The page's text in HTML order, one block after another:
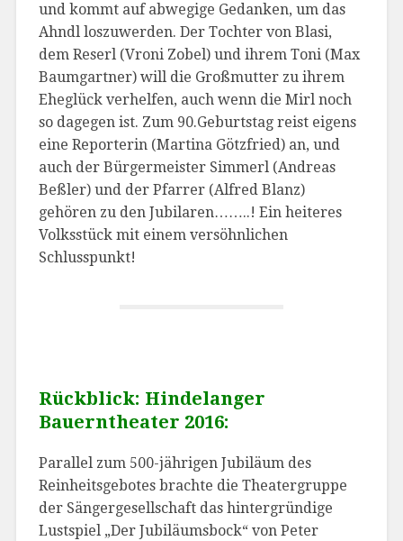
und kommt auf abwegige Gedanken, um das
Ahndl loszuwerden. Der Tochter von Blasi,
dem Reserl (Vroni Zobel) und ihrem Toni (Max
Baumgartner) will die Großmutter zu ihrem
Eheglück verhelfen, auch wenn die Mirl noch
so dagegen ist. Zum 90.Geburtstag reist eigens
eine Reporterin (Martina Götzfried) an, und
auch der Bürgermeister Simmerl (Andreas
Beßler) und der Pfarrer (Alfred Blanz)
gehören zu den Jubilaren……..! Ein heiteres
Volksstück mit einem versöhnlichen
Schlusspunkt!
Rückblick: Hindelanger
Bauerntheater 2016:
Parallel zum 500-jährigen Jubiläum des
Reinheitsgebotes brachte die Theatergruppe
der Sängergesellschaft das hintergründige
Lustspiel „Der Jubiläumsbock“ von Peter